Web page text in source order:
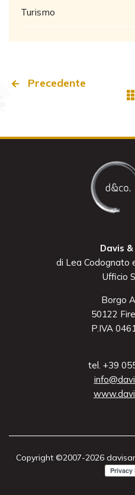
Turismo
Precedente
Davis &
di Lea Codognato
Ufficio
Borgo
50122
P.IVA
tel. +39
Copyright ©2007-2026